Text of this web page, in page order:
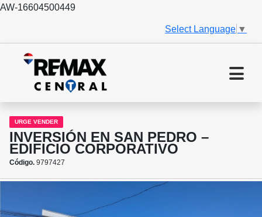
AW-16604500449
Select Language ▼
URGE VENDER
INVERSIÓN EN SAN PEDRO –
EDIFICIO CORPORATIVO
Código. 9797427